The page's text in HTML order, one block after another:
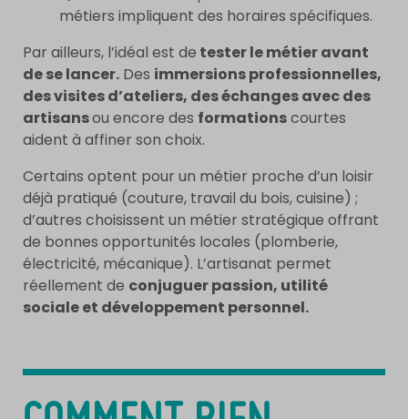
métiers impliquent des horaires spécifiques.
Par ailleurs, l’idéal est de tester le métier avant
de se lancer. Des immersions professionnelles,
des visites d’ateliers, des échanges avec des
artisansou encore des formationscourtes
aident à affiner son choix.
Certains optent pour un métier proche d’un loisir
déjà pratiqué (couture, travail du bois, cuisine) ;
d’autres choisissent un métier stratégique offrant
de bonnes opportunités locales (plomberie,
électricité, mécanique). L’artisanat permet
réellement de conjuguer passion, utilité
sociale et développement personnel.